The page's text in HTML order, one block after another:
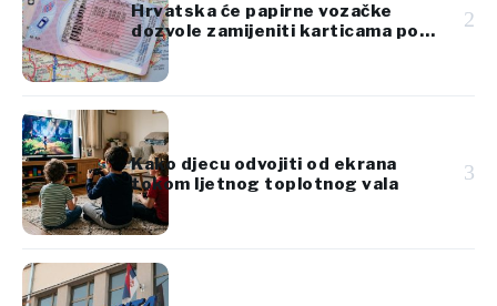
Hrvatska će papirne vozačke
dozvole zamijeniti karticama po
standardima EU
2
Kako djecu odvojiti od ekrana
tokom ljetnog toplotnog vala
3